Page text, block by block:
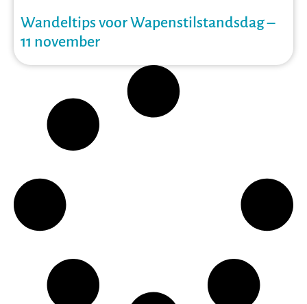
Wandeltips voor Wapenstilstandsdag –
11 november